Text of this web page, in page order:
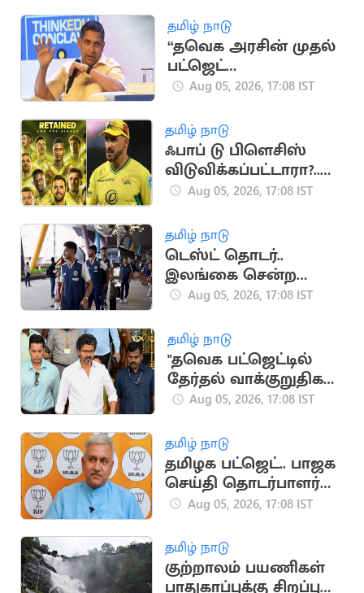
தமிழ் நாடு
“தவெக அரசின் முதல்
பட்ஜெட்
யதார்த்தமானது”..
கருத்து
Aug 05, 2026, 17:08 IST
தமிழ் நாடு
ஃபாப் டு பிளெசிஸ்
விடுவிக்கப்பட்டாரா?..
ஜோபர்க் சூப்பர் கிங்ஸ்
Aug 05, 2026, 17:08 IST
தமிழ் நாடு
டெஸ்ட் தொடர்..
இலங்கை சென்ற
இந்திய கிரிக்கெட்
Aug 05, 2026, 17:08 IST
தமிழ் நாடு
"தவெக பட்ஜெட்டில்
தேர்தல் வாக்குறுதிகள்
இடம்பெறவில்லை"..
Aug 05, 2026, 17:08 IST
தமிழ் நாடு
தமிழக பட்ஜெட்.. பாஜக
செய்தி தொடர்பாளர்
விமர்சனம்
Aug 05, 2026, 17:08 IST
தமிழ் நாடு
குற்றாலம் பயணிகள்